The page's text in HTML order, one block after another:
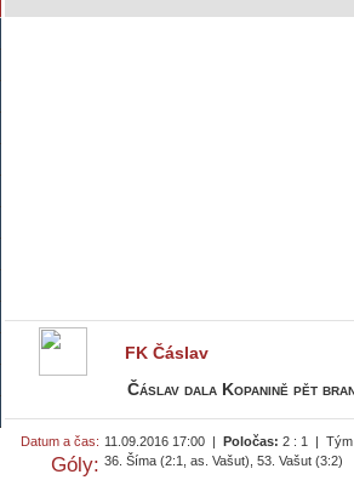
FK Čáslav
Čáslav dala Kopanině pět
Datum a čas: 11.09.2016 17:00 | Poločas: 2 : 1 |
Góly: 36. Šíma (2:1, as. Vašut), 53. Vašut (3:2)